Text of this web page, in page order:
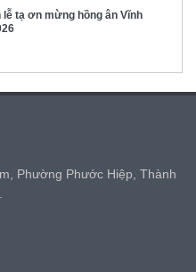
lễ tạ ơn mừng hồng ân Vĩnh
Phường Phước Hiệp, Thành